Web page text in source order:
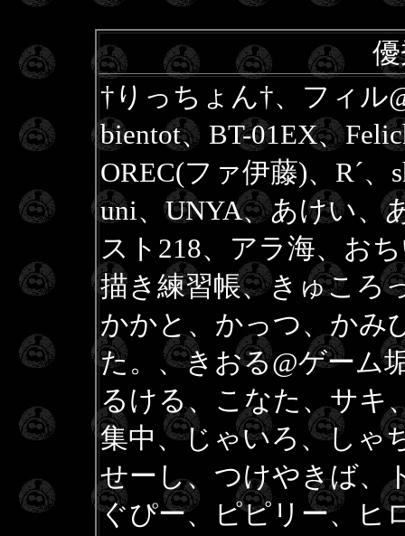
†りっちょん†、フィル
bientot、BT-01EX、
OREC(ファ伊藤)、R´、
uni、UNYA、あけい、
スト218、アラ海、お
描き練習帳、きゅころ
かかと、かっつ、かみ
た。、きおる@ゲーム
るける、こなた、サキ
集中、じゃいろ、しゃ
せーし、つけやきば、
ぐぴー、ピピリー、ヒ